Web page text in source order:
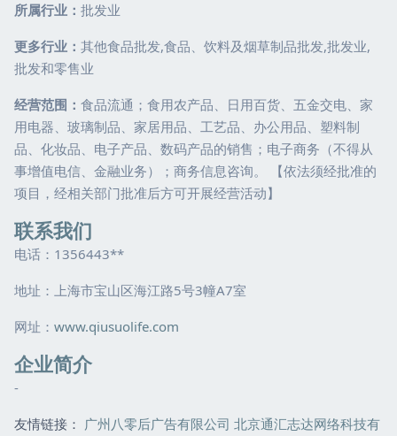
所属行业： 批发业
更多行业： 其他食品批发,食品、饮料及烟草制品批发,批发业,
批发和零售业
经营范围： 食品流通；食用农产品、日用百货、五金交电、家
用电器、玻璃制品、家居用品、工艺品、办公用品、塑料制
品、化妆品、电子产品、数码产品的销售；电子商务（不得从
事增值电信、金融业务）；商务信息咨询。 【依法须经批准的
项目，经相关部门批准后方可开展经营活动】
联系我们
电话：1356443**
地址：上海市宝山区海江路5号3幢A7室
网址： www.qiusuolife.com
企业简介
-
友情链接： 广州八零后广告有限公司 北京通汇志达网络科技有